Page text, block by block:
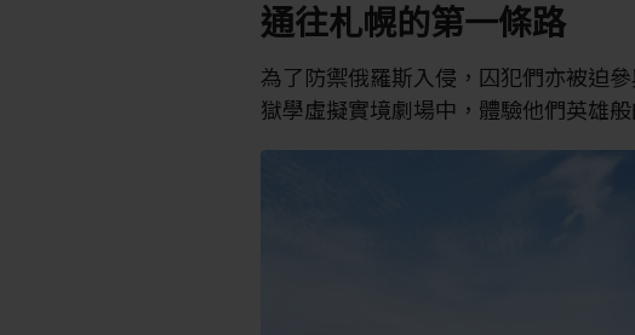
通往札幌的第一條路
為了防禦俄羅斯入侵，囚犯們亦被迫
獄學虛擬實境劇場中，體驗他們英雄般